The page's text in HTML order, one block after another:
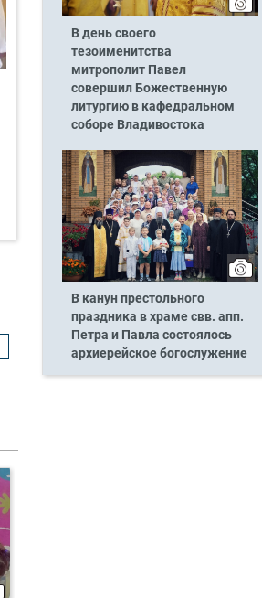
В день своего
тезоименитства
митрополит Павел
совершил Божественную
литургию в кафедральном
соборе Владивостока
В канун престольного
праздника в храме свв. апп.
Петра и Павла состоялось
архиерейское богослужение